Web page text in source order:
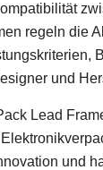
regeln die
und
Lead
und